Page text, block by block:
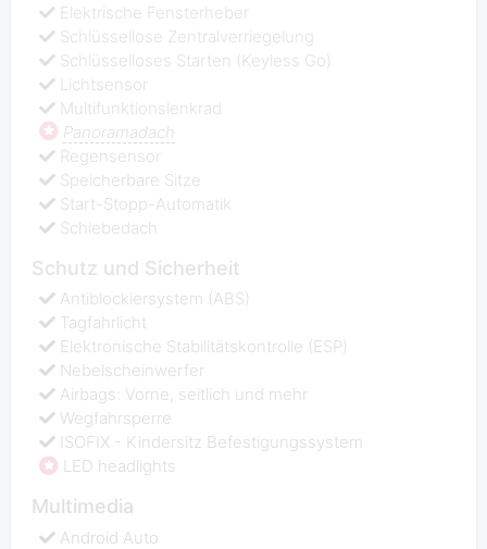
Elektrische Fensterheber
Schlüssellose Zentralverriegelung
Schlüsselloses Starten (Keyless Go)
Lichtsensor
Multifunktionslenkrad
Panoramadach
Regensensor
Speicherbare Sitze
Start-Stopp-Automatik
Schiebedach
Schutz und Sicherheit
Antiblockiersystem (ABS)
Tagfahrlicht
Elektronische Stabilitätskontrolle (ESP)
Nebelscheinwerfer
Airbags: Vorne, seitlich und mehr
Wegfahrsperre
ISOFIX - Kindersitz Befestigungssystem
LED headlights
Multimedia
Android Auto